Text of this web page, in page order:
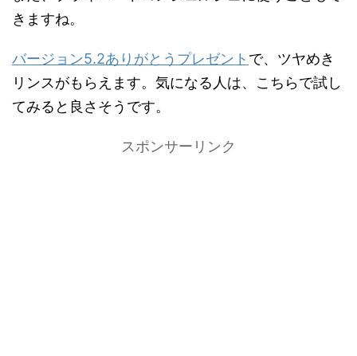
きますね。
バージョン5.2ありがとうプレゼント で、ツヤめき
リンスがもらえます。気になる人は、こちらで試し
てみると良さそうです。
スポンサーリンク